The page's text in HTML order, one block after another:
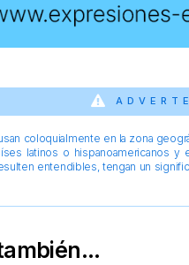
coloquialmente en la zona
latinos o hispanoamericanos
entendibles, tengan un